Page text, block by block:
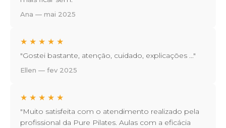
Ana — mai 2025
★ ★ ★ ★ ★
"Gostei bastante, atenção, cuidado, explicações ..."
Ellen — fev 2025
★ ★ ★ ★ ★
"Muito satisfeita com o atendimento realizado pela
profissional da Pure Pilates. Aulas com a eficácia